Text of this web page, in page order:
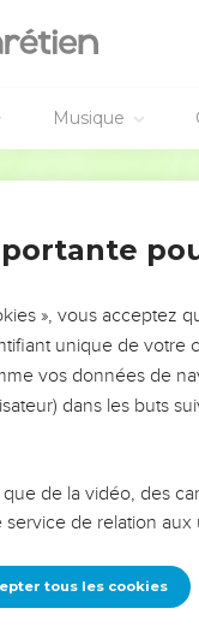
Musique
on voit
ce sont
erreurs
famille,
», vous acceptez
unique de votre
vos données de
dans les buts
de la vidéo, des
de relation aux
tous les cookies